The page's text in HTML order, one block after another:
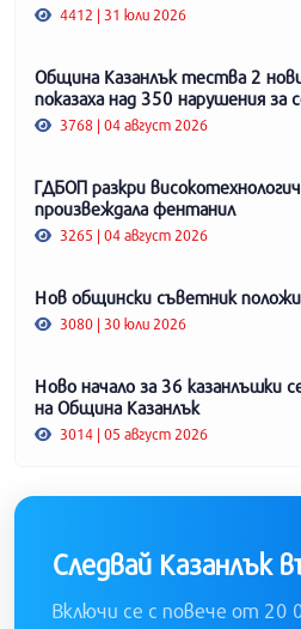
4412 | 31 юли 2026
Община Казанлък тества 2
показаха над 350 нарушения за
3768 | 04 август 2026
ГДБОП разкри
произвеждала фентанил
3265 | 04 август 2026
Нов общински съветник
3080 | 30 юли 2026
Ново начало за 36 казанлъшки
на Община Казанлък
3014 | 05 август 2026
Следвай Казанлък
Включи се с повече от 20